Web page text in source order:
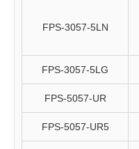
FPS-3057-5LN
FPS-3057-5LG
FPS-5057-UR
FPS-5057-UR5